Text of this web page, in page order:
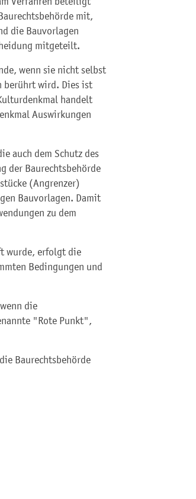
mit,
die Bauvorlagen
mitgeteilt.
wenn sie nicht selbst
berührt wird. Dies ist
handelt
Auswirkungen
auch dem Schutz des
der Baurechtsbehörde
(Angrenzer)
Bauvorlagen. Damit
zu dem
wurde, erfolgt die
Bedingungen und
die
"Rote Punkt",
Baurechtsbehörde